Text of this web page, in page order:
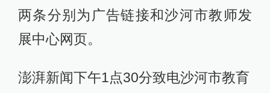
两条分别为广告链接和沙河市教师发
展中心网页。
澎湃新闻下午1点30分致电沙河市教育